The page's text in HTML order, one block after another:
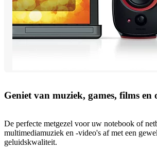
Geniet van muziek, games, films en
De perfecte metgezel voor uw notebook of
multimediamuziek en -video's af met een
geluidskwaliteit.